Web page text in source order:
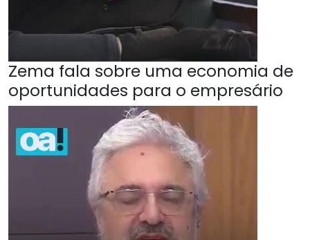
Zema fala sobre uma economia de
oportunidades para o empresário